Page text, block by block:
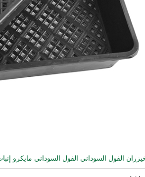
الفول السوداني الفول السوداني مايكرو